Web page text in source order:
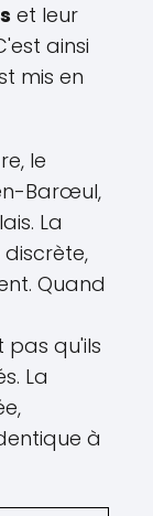
et leur
ainsi
mis en
le
Barœul,
La
Quand
pas qu'ils
La
à